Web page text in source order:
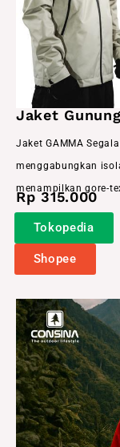
Jaket
Jaket GAMMA
menggabungkan
menampilkan gore-
Rp 315.000
Tokopedia
Shopee